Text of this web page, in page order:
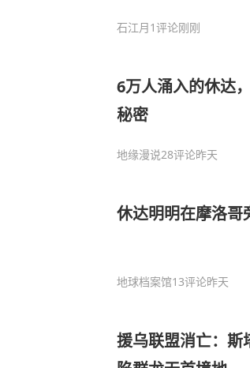
石江月1评论刚刚
6万人涌入的休达
秘密
地缘漫说28评论昨天
休达明明在摩洛哥
地球档案馆13评论昨天
援乌联盟消亡：斯